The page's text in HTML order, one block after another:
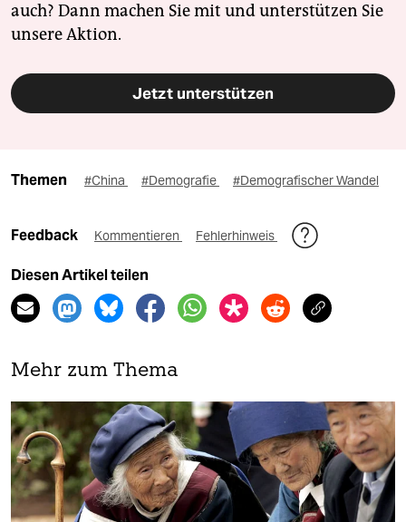
auch? Dann machen Sie mit und unterstützen Sie
unsere Aktion.
Jetzt unterstützen
Themen #China #Demografie #Demografischer Wandel
Feedback Kommentieren Fehlerhinweis
Diesen Artikel teilen
Mehr zum Thema